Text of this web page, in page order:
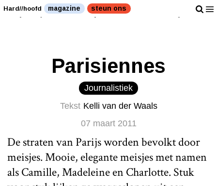
Laat je inspireren door tijdloos modieuze meisjes. " />
Laat je inspireren door tijdloos modieuze meisjes. " />
Hard//hoofd magazine steun ons
Parisiennes
Journalistiek
Tekst Kelli van der Waals
07 maart 2011
De straten van Parijs worden bevolkt door
meisjes. Mooie, elegante meisjes met namen
als Camille, Madeleine en Charlotte. Stuk